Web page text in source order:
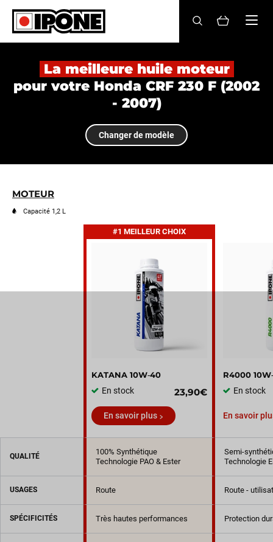
Ipone
HUILES MOTEUR
ENTRETIEN
MAINTENANCE
Revendeurs
BE
La meilleure huile moteur
pour votre Honda CRF 230 F (2002
- 2007)
Changer de modèle
MOTEUR
Capacité 1,2 L
#1 MEILLEUR CHOIX
KATANA 10W‑40
En stock
23,90€
R4000
En stock
En savoir plus En savoir
QUALITÉ
100% Synthétique
Technologie PAO & Ester
Semi-
Technologie
USAGES Route Route -
SPÉCIFICITÉS Très hautes performances Protection